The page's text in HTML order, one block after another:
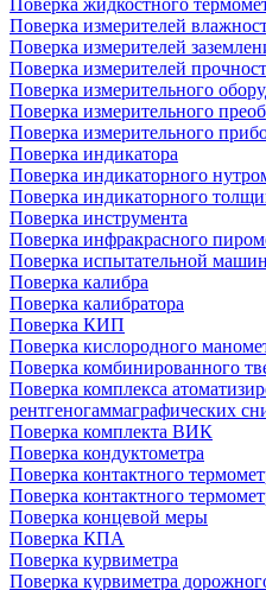
Поверка жидкостного
Поверка измерителей
Поверка измерителей
Поверка измерителей
Поверка измерительного
Поверка измерительного
Поверка измерительного
Поверка индикатора
Поверка индикаторного
Поверка индикаторного
Поверка инструмента
Поверка инфракрасного
Поверка испытательной
Поверка калибра
Поверка калибратора
Поверка КИП
Поверка кислородного
Поверка комбинированного
Поверка комплекса
рентгеногаммаграфических
Поверка комплекта ВИК
Поверка кондуктометра
Поверка контактного
Поверка контактного
Поверка концевой меры
Поверка КПА
Поверка курвиметра
Поверка курвиметра